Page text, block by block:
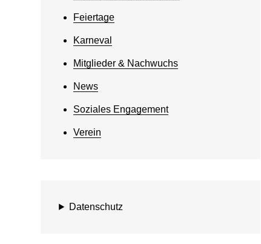
Feiertage
Karneval
Mitglieder & Nachwuchs
News
Soziales Engagement
Verein
Datenschutz